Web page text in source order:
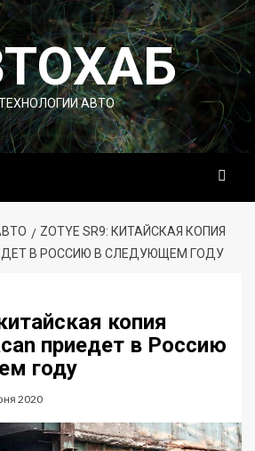
АВТО
ZOTYE SR9: КИТАЙСКАЯ КОПИЯ
В РОССИЮ В СЛЕДУЮЩЕМ ГОДУ
копия
приедет в Россию
году
2020